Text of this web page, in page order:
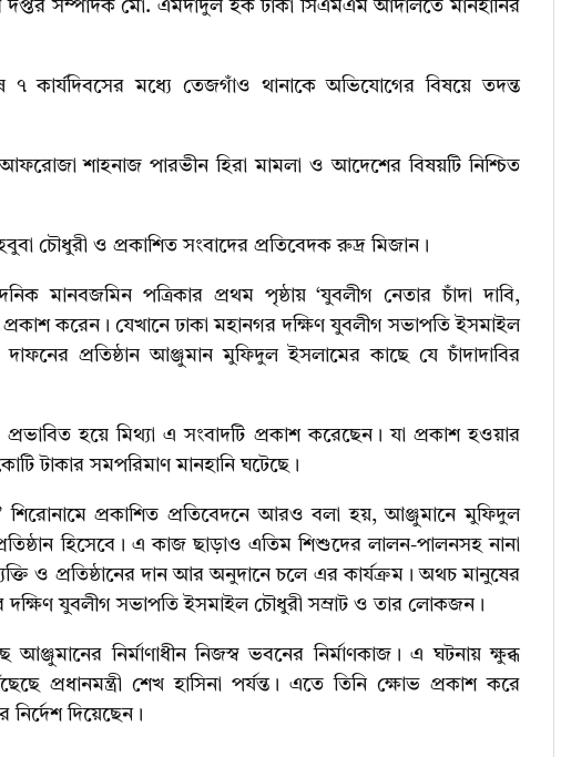
সম্পাদক মো. এমদাদুল হক ঢাকা সিএমএম আদালতে মানহানির
কার্যদিবসের মধ্যে তেজগাঁও থানাকে অভিযোগের বিষয়ে তদন্ত
শাহনাজ পারভীন হিরা মামলা ও আদেশের বিষয়টি নিশ্চিত
চৌধুরী ও প্রকাশিত সংবাদের প্রতিবেদক রুদ্র মিজান।
মানবজমিন পত্রিকার প্রথম পৃষ্ঠায় ‌‘যুবলীগ নেতার চাঁদা দাবি,
প্রকাশ করেন। যেখানে ঢাকা মহানগর দক্ষিণ যুবলীগ সভাপতি ইসমাইল
প্রতিষ্ঠান আঞ্জুমান মুফিদুল ইসলামের কাছে যে চাঁদাদাবির
প্রভাবিত হয়ে মিথ্যা এ সংবাদটি প্রকাশ করেছেন। যা প্রকাশ হওয়ার
টাকার সমপরিমাণ মানহানি ঘটেছে।
শিরোনামে প্রকাশিত প্রতিবেদনে আরও বলা হয়, আঞ্জুমানে মুফিদুল
হিসেবে। এ কাজ ছাড়াও এতিম শিশুদের লালন-পালনসহ নানা
ও প্রতিষ্ঠানের দান আর অনুদানে চলে এর কার্যক্রম। অথচ মানুষের
দক্ষিণ যুবলীগ সভাপতি ইসমাইল চৌধুরী সম্রাট ও তার লোকজন।
নির্মাণাধীন নিজস্ব ভবনের নির্মাণকাজ। এ ঘটনায় ক্ষুব্ধ
প্রধানমন্ত্রী শেখ হাসিনা পর্যন্ত। এতে তিনি ক্ষোভ প্রকাশ করে
নির্দেশ দিয়েছেন।